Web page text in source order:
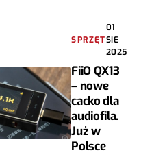
SPRZĘT
01
SIE
2025
FiiO QX13
– nowe
cacko dla
audiofila.
Już w
Polsce